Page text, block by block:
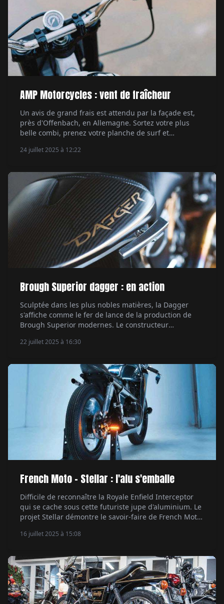
AMP Motorcycles : vent de fraîcheur
Un avis de grand frais est attendu par la façade est,
près d'Offenbach, en Allemagne. Sortez votre plus
belle combi, prenez votre planche de surf et
solaire conseillée. Par Ethan Valentin.
24 juillet 2025 à 12:22
Brough Superior dagger : en action
Sculptée dans les plus nobles matières, la Dagger
s'affiche comme le fer de lance de la production de
Brough Superior modernes. Le constructeur
britanniques de la marque pour nourrir son
22 juillet 2025 à 16:30
French Moto - Stellar : l'alu s'emballe
Difficile de reconnaître la Royale Enfield Interceptor
qui se cache sous cette futuriste jupe d'aluminium. Le
projet Stellar démontre le savoir-faire de French Moto,
Ethan Valentin.
16 juillet 2025 à 15:08